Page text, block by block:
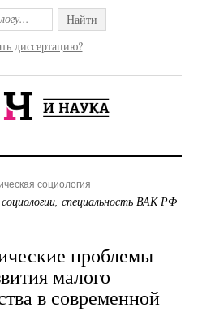
Найти
диссертацию?
социология
специальность ВАК РФ
проблемы
малого
в современной